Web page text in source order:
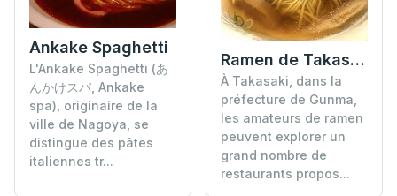
Ankake Spaghetti
L'Ankake Spaghetti (あ
んかけスパ, Ankake
spa), originaire de la
ville de Nagoya, se
distingue des pâtes
italiennes tr...
Ramen de Takasaki
À Takasaki, dans la
préfecture de Gunma,
les amateurs de ramen
peuvent explorer un
grand nombre de
restaurants propos...